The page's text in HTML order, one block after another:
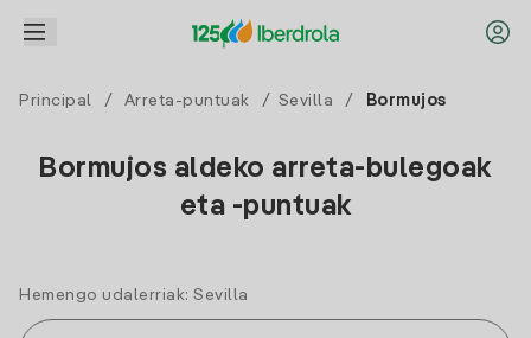
Principal / Arreta-puntuak / Sevilla / Bormujos
Bormujos aldeko arreta-bulegoak
eta -puntuak
Hemengo udalerriak: Sevilla